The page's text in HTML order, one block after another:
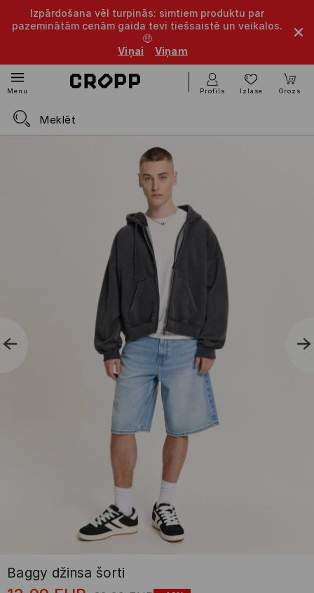
Izpārdošana vēl turpinās: simtiem produktu par
pazeminātām cenām gaida tevi tiešsaistē un veikalos.
🤑
Viņai
Viņam
Menu Profils Izlase Grozs
Baggy džinsa šorti